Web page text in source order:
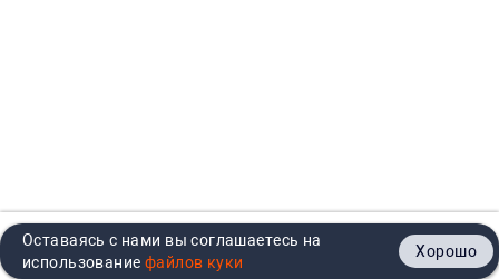
Главная Каталог Кабинет Контакты
Оставаясь с нами вы соглашаетесь на
использование
Хорошо